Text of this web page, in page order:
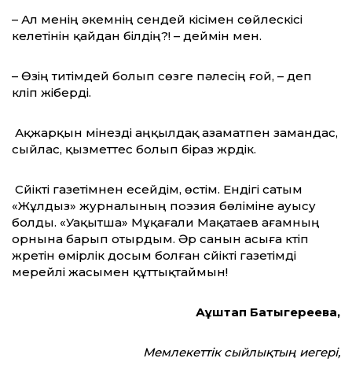
– Ал менің әкемнің сендей кісімен сөйлескісі
келетінін қай­дан білдің?! – деймін мен.
– Өзің титімдей болып сөзге пәлесің ғой, – деп
күліп жіберді.
Ақжарқын мінезді аңқылдақ азаматпен замандас,
сыйлас, қызметтес болып біраз жүрдік.
Сүйікті газетімнен есейдім, өстім. Ендігі сатым
«Жұлдыз» журналының поэзия бөліміне ауысу
болды. «Уақытша» Мұқағали Мақатаев ағамның
орнына барып отырдым. Әр санын асыға күтіп
жүретін өмірлік досым болған сүйікті газетімді
мерейлі жасымен құттықтаймын!
Ақұштап Бақтыгереева,
Мемлекеттік сыйлықтың иегері,